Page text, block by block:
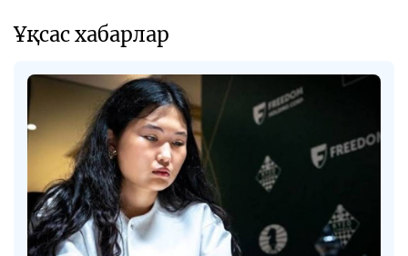
Ұқсас хабарлар